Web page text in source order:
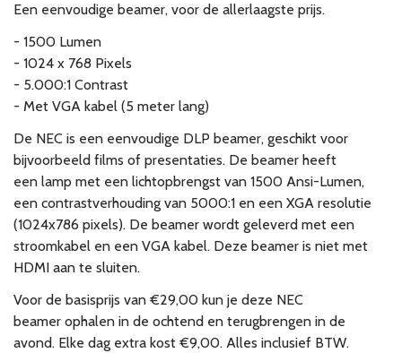
Een eenvoudige beamer, voor de allerlaagste prijs.
- 1500 Lumen
- 1024 x 768 Pixels
- 5.000:1 Contrast
- Met VGA kabel (5 meter lang)
De NEC is een eenvoudige DLP beamer, geschikt voor
bijvoorbeeld films of presentaties. De beamer heeft
een lamp met een lichtopbrengst van 1500 Ansi-Lumen,
een contrastverhouding van 5000:1 en een XGA resolutie
(1024x786 pixels). De beamer wordt geleverd met een
stroomkabel en een VGA kabel. Deze beamer is niet met
HDMI aan te sluiten.
Voor de basisprijs van €29,00 kun je deze NEC
beamer ophalen in de ochtend en terugbrengen in de
avond. Elke dag extra kost €9,00. Alles inclusief BTW.